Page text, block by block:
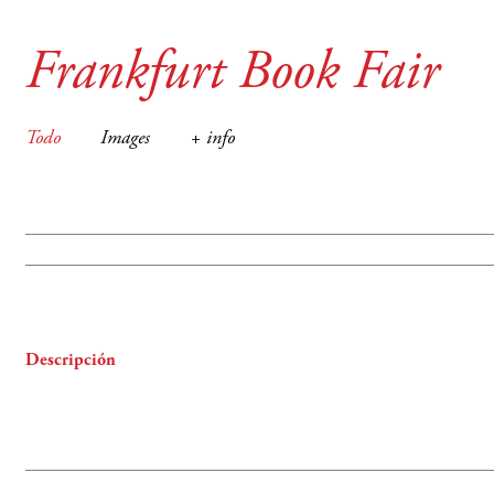
Frankfurt Book Fair
Todo Images + info
Descripción